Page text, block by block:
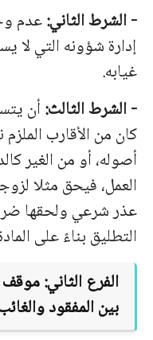
- الشرط الثاني:عدم
إدارة شؤونه التي لا
غيابه.
- الشرط الثالث:أن
كان من الأقارب
أصوله، أو من الغير
العمل، فيحق مثلا
عذر شرعي ولحقها
التطليق بناءً على المادة 53/5 من قانون
الفرع الثاني:
بين المفقود